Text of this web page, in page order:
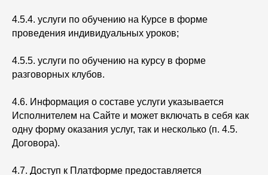
4.5.4. услуги по обучению на Курсе в форме
проведения индивидуальных уроков;
4.5.5. услуги по обучению на курсу в форме
разговорных клубов.
4.6. Информация о составе услуги указывается
Исполнителем на Сайте и может включать в себя как
одну форму оказания услуг, так и несколько (п. 4.5.
Договора).
4.7. Доступ к Платформе предоставляется